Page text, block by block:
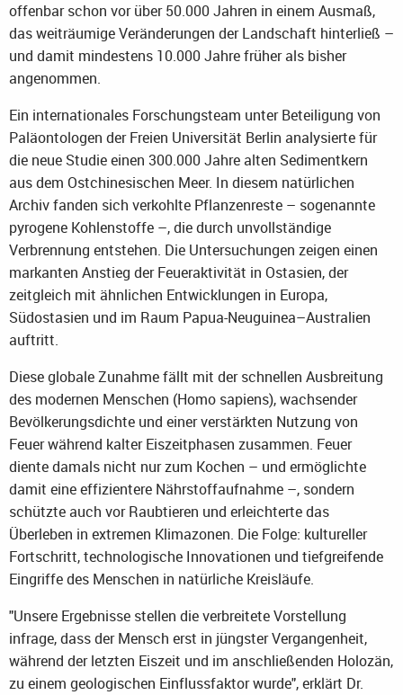
offenbar schon vor über 50.000 Jahren in einem Ausmaß,
das weiträumige Veränderungen der Landschaft hinterließ –
und damit mindestens 10.000 Jahre früher als bisher
angenommen.
Ein internationales Forschungsteam unter Beteiligung von
Paläontologen der Freien Universität Berlin analysierte für
die neue Studie einen 300.000 Jahre alten Sedimentkern
aus dem Ostchinesischen Meer. In diesem natürlichen
Archiv fanden sich verkohlte Pflanzenreste – sogenannte
pyrogene Kohlenstoffe –, die durch unvollständige
Verbrennung entstehen. Die Untersuchungen zeigen einen
markanten Anstieg der Feueraktivität in Ostasien, der
zeitgleich mit ähnlichen Entwicklungen in Europa,
Südostasien und im Raum Papua-Neuguinea–Australien
auftritt.
Diese globale Zunahme fällt mit der schnellen Ausbreitung
des modernen Menschen (Homo sapiens), wachsender
Bevölkerungsdichte und einer verstärkten Nutzung von
Feuer während kalter Eiszeitphasen zusammen. Feuer
diente damals nicht nur zum Kochen – und ermöglichte
damit eine effizientere Nährstoffaufnahme –, sondern
schützte auch vor Raubtieren und erleichterte das
Überleben in extremen Klimazonen. Die Folge: kultureller
Fortschritt, technologische Innovationen und tiefgreifende
Eingriffe des Menschen in natürliche Kreisläufe.
"Unsere Ergebnisse stellen die verbreitete Vorstellung
infrage, dass der Mensch erst in jüngster Vergangenheit,
während der letzten Eiszeit und im anschließenden Holozän,
zu einem geologischen Einflussfaktor wurde", erklärt Dr.